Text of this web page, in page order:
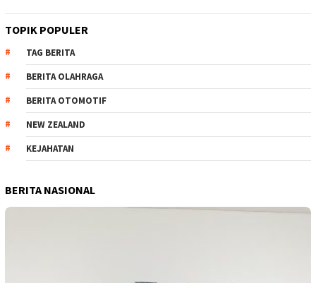
TOPIK POPULER
TAG BERITA
BERITA OLAHRAGA
BERITA OTOMOTIF
NEW ZEALAND
KEJAHATAN
BERITA NASIONAL